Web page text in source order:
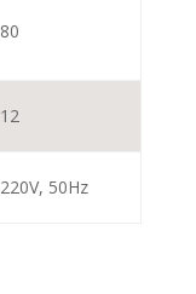
80
12
220V, 50Hz